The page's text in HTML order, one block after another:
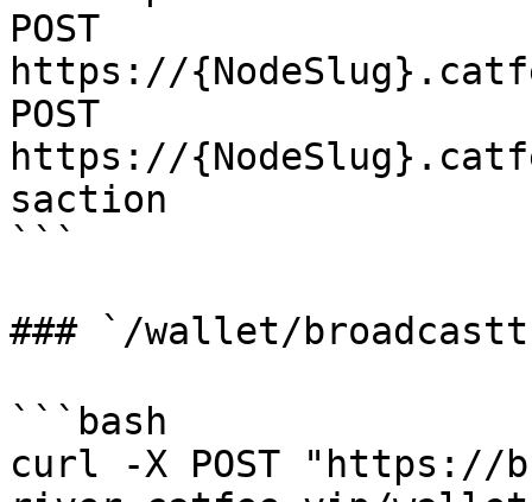
POST
https://
POST
https://
saction
```
### `/wallet/
```bash
curl -X POST "https://